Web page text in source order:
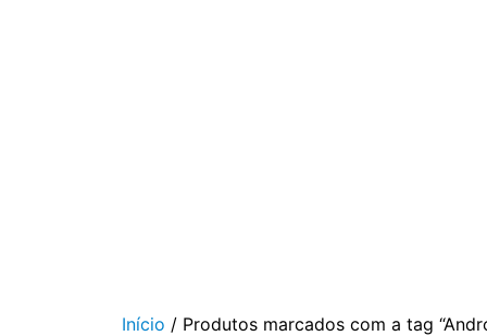
Início / Produtos marcados com a tag